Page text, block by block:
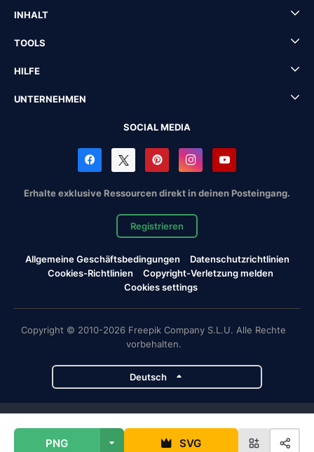
PNG SVG
INHALT
TOOLS
HILFE
UNTERNEHMEN
SOCIAL MEDIA
Erhalte exklusive Ressourcen direkt in deinen Posteingang.
Registrieren
Allgemeine Geschäftsbedingungen
Datenschutzrichtlinien
Cookies-Richtlinien
Copyright-Verletzung melden
Cookies settings
Copyright © 2010-2026 Freepik Company S.L.U. Alle Rechte
vorbehalten.
Deutsch